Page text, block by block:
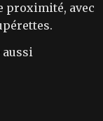
proximité, avec
aussi